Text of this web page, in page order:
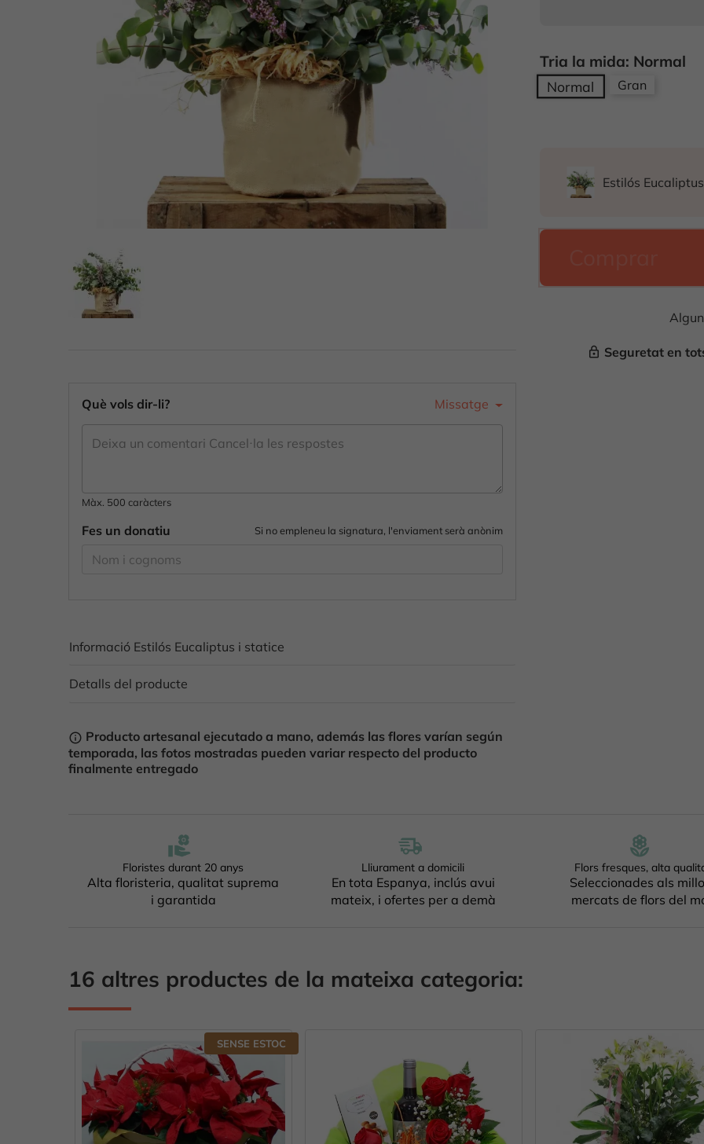
Què vols dir-li? Missatge
Màx. 500 caràcters
Fes un donatiu Si no empleneu la signatura, l'enviament serà anònim
Informació Estilós Eucaliptus i statice
Detalls del producte
info_outline Producto artesanal ejecutado a mano, además las flores varían según
temporada, las fotos mostradas pueden variar respecto del producto
finalmente entregado
Tria la mida: Normal
Normal Gran
Estilós
lock_outline Seguretat en
Floristes durant 20 anys
Alta floristeria, qualitat suprema
i garantida
Lliurament a domicili
En tota Espanya, inclús avui
mateix, i ofertes per a demà
Flors fresques, alta
Seleccionades als
mercats de flors del
16 altres productes de la mateixa categoria: